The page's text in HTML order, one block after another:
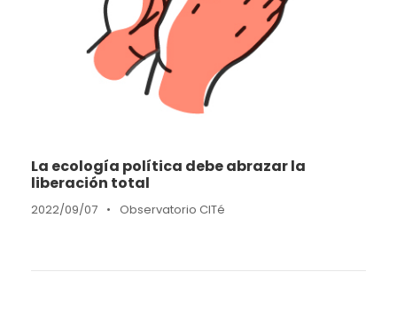
La ecología política debe abrazar la
liberación total
2022/09/07 • Observatorio CITé